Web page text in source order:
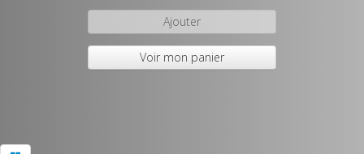
Ajouter
Voir mon panier